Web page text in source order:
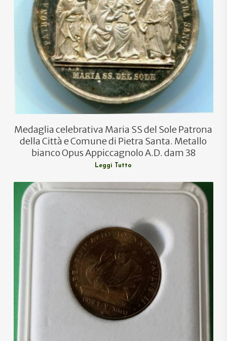
Medaglia celebrativa Maria SS del Sole Patrona
della Città e Comune di Pietra Santa. Metallo
bianco Opus Appiccagnolo A.D. dam 38
Leggi Tutto
€50,00